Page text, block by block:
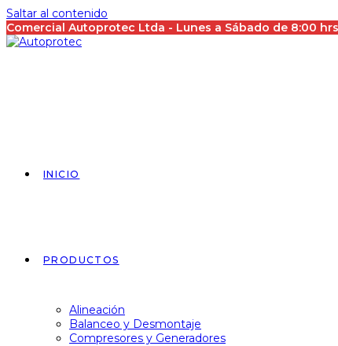
Saltar al contenido
Comercial Autoprotec Ltda - Lunes a Sábado de 8:00 hrs
INICIO
PRODUCTOS
Alineación
Balanceo y Desmontaje
Compresores y Generadores